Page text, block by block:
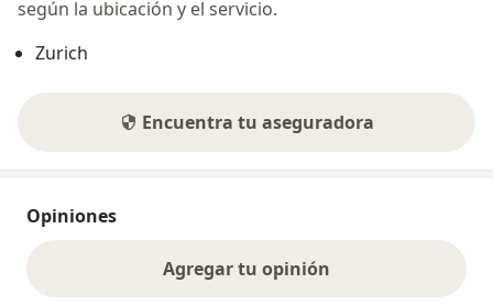
según la ubicación y el servicio.
Zurich
Encuentra tu aseguradora
Opiniones
Agregar tu opinión